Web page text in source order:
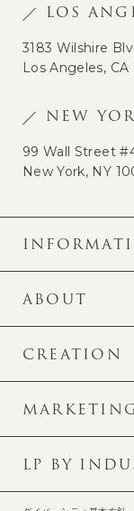
LOS
3183 Wilshire
Los Angeles, CA
NEW
99 Wall Street
New York, NY
ABOUT
CREATION
LP BY